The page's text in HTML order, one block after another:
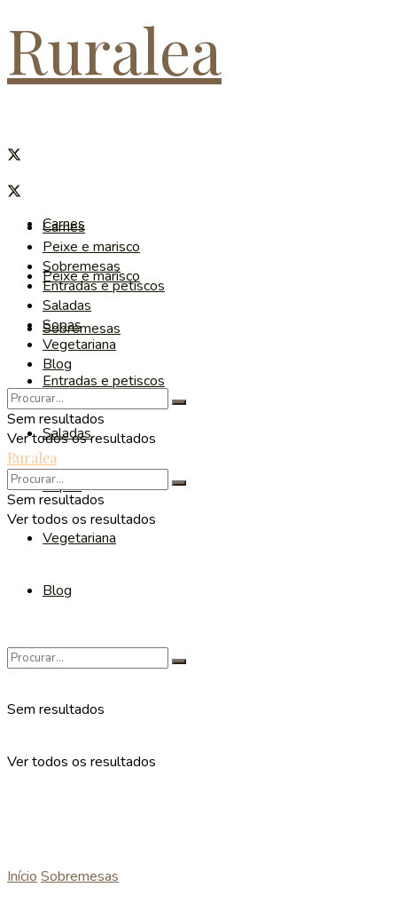
Ruralea
Carnes
Peixe e marisco
Sobremesas
Entradas e petiscos
Saladas
Sopas
Vegetariana
Blog
Sem resultados
Ver todos os resultados
Carnes
Peixe e marisco
Sobremesas
Entradas e petiscos
Saladas
Sopas
Vegetariana
Blog
Sem resultados
Ver todos os resultados
Ruralea
Sem resultados
Ver todos os resultados
Início Sobremesas